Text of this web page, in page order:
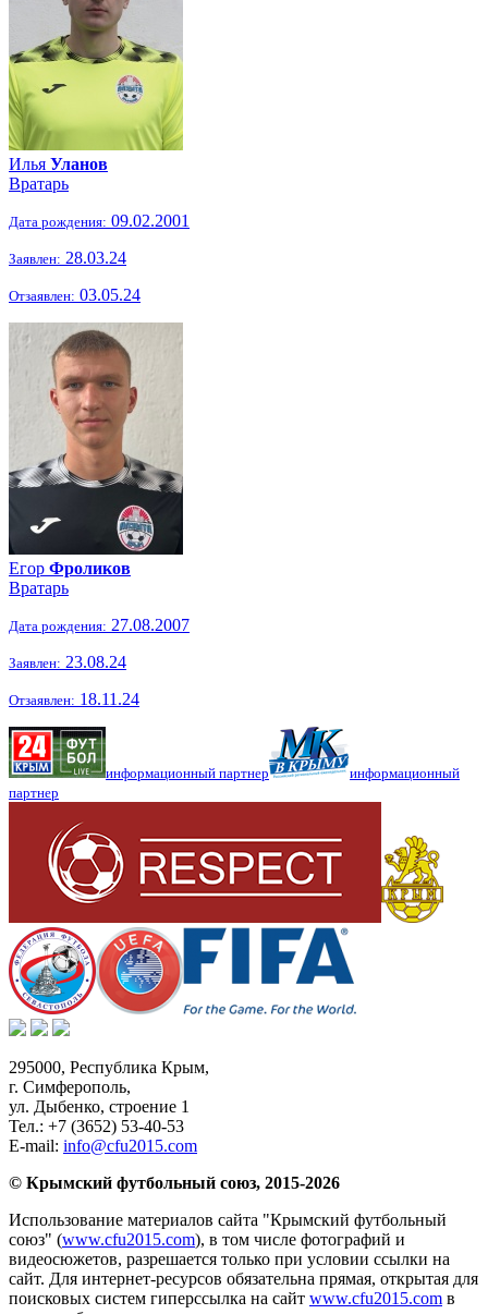
Илья Уланов
Вратарь
Дата рождения: 09.02.2001
Заявлен: 28.03.24
Отзаявлен: 03.05.24
Егор Фроликов
Вратарь
Дата рождения: 27.08.2007
Заявлен: 23.08.24
Отзаявлен: 18.11.24
информационный партнер
информационный
партнер
295000, Республика Крым,
г. Симферополь,
ул. Дыбенко, строение 1
Тел.: +7 (3652) 53-40-53
E-mail: info@cfu2015.com
© Крымский футбольный союз, 2015-2026
Использование материалов сайта "Крымский футбольный
союз" (www.cfu2015.com), в том числе фотографий и
видеосюжетов, разрешается только при условии ссылки на
сайт. Для интернет-ресурсов обязательна прямая, открытая для
поисковых систем гиперссылка на сайт www.cfu2015.com в